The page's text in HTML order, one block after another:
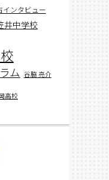
インタビュー
井中学校
ム 谷脇 亮介
高校